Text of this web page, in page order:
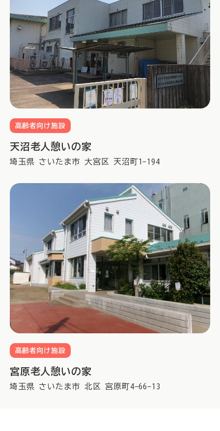
高齢者向け施設
天沼老人憩いの家
埼玉県 さいたま市 大宮区 天沼町1-194
高齢者向け施設
宮原老人憩いの家
埼玉県 さいたま市 北区 宮原町4-66-13